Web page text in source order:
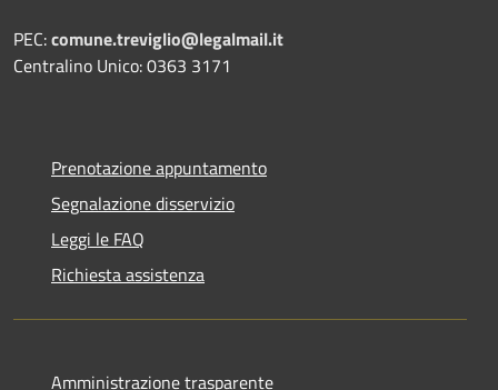
PEC:comune.treviglio@legalmail.it
Centralino Unico: 0363 3171
Prenotazione appuntamento
Segnalazione disservizio
Leggi le FAQ
Richiesta assistenza
Amministrazione trasparente